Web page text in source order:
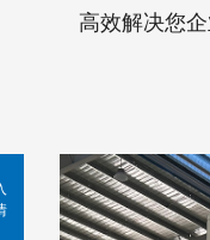
高效解决您